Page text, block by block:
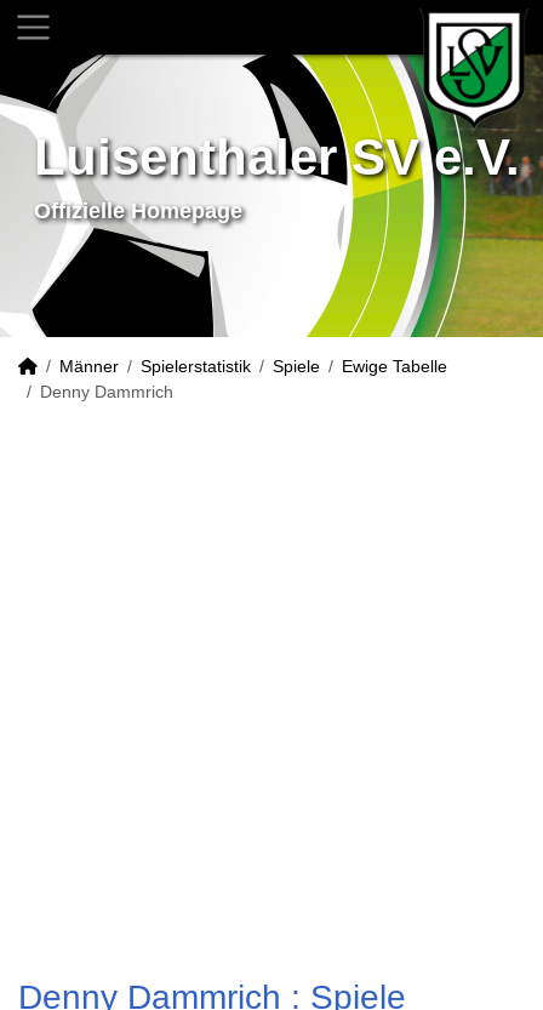
Luisenthaler SV e.V.
Offizielle Homepage
Männer Spielerstatistik Spiele
Ewige Tabelle
Denny Dammrich
Denny Dammrich : Spiele